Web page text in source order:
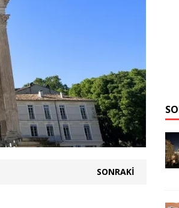
SONRAKI